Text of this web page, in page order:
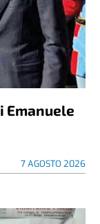
Emanuele
7 AGOSTO 2026